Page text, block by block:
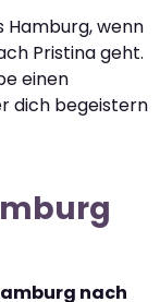
Hamburg, wenn
Pristina geht.
einen
dich begeistern
nach